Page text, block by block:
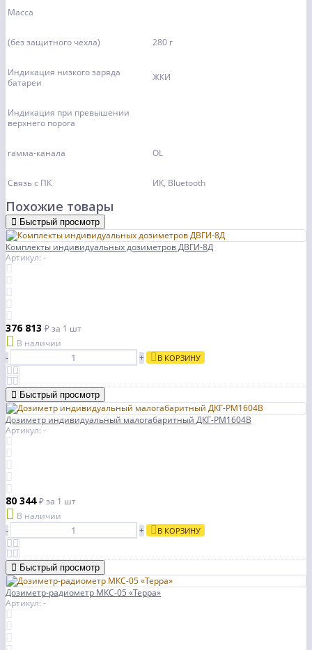
Масса
(без защитного чехла) 280 г
Индикация низкого заряда
батареи
ЖКИ
Индикация при превышении
верхнего порога
гамма-канала OL
Связь с ПК ИК, Bluetooth
Похожие товары
Быстрый просмотр
Комплекты индивидуальных дозиметров ДВГИ-8Д
Артикул: -
376 813 ₽за 1 шт
В наличии
-
+ В КОРЗИНУ
Быстрый просмотр
Дозиметр индивидуальный малогабаритный ДКГ-РМ1604В
Артикул: -
80 344₽за 1 шт
В наличии
-
+ В КОРЗИНУ
Быстрый просмотр
Дозиметр-радиометр МКС-05 «Терра»
Артикул: -